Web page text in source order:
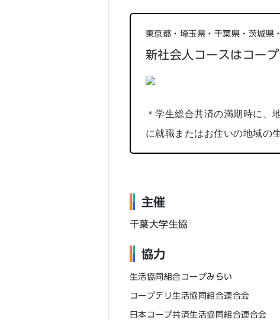
東京都・埼玉県・千葉県・茨城県
新社会人コースはコー
＊学生総合共済の満期時に、
に就職またはお住いの地域の
主催
千葉大学生協
協力
生活協同組合コープみらい
コープデリ生活協同組合連合会
日本コープ共済生活協同組合連合会